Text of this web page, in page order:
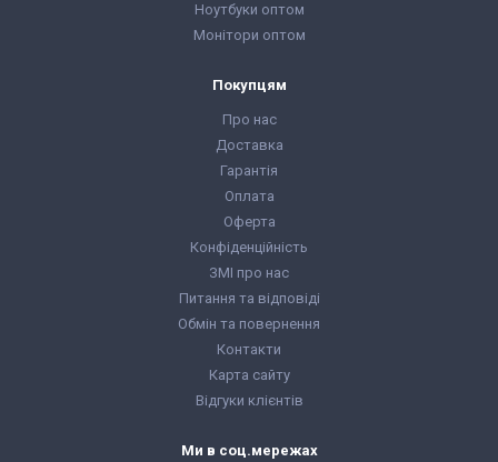
Ноутбуки оптом
Монітори оптом
Покупцям
Про нас
Доставка
Гарантія
Оплата
Оферта
Конфіденційність
ЗМІ про нас
Питання та відповіді
Обмін та повернення
Контакти
Карта сайту
Відгуки клієнтів
Ми в соц.мережах